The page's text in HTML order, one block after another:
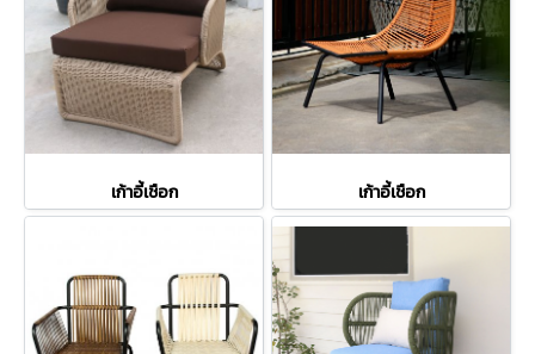
เก้าอี้เชือก เก้าอี้เชือก